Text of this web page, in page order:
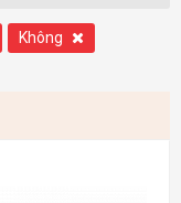
Không